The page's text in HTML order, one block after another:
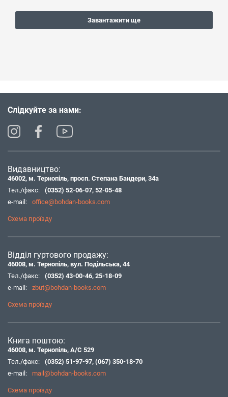
Завантажити ще
Слідкуйте за нами:
Видавництво:
46002, м. Тернопіль, просп. Степана Бандери, 34а
Тел./факс:
(0352) 52-06-07, 52-05-48
e-mail:
office@bohdan-books.com
Схема проїзду
Відділ гуртового продажу:
46008, м. Тернопіль, вул. Подільська, 44
Тел./факс:
(0352) 43-00-46, 25-18-09
e-mail:
zbut@bohdan-books.com
Схема проїзду
Книга поштою:
46008, м. Тернопіль, А/С 529
Тел./факс:
(0352) 51-97-97, (067) 350-18-70
e-mail:
mail@bohdan-books.com
Схема проїзду